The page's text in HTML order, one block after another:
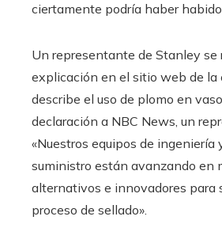
ciertamente podría haber
Un representante de Stanley se
explicación en el sitio web de la
describe el uso de plomo en
declaración a NBC News, un
«Nuestros equipos de ingeniería
suministro están avanzando en
alternativos e innovadores para
proceso de sellado».